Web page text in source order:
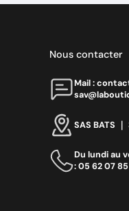
Nous contacter
Mail :
SAS BATS
Du lundi au
: 05 62 07